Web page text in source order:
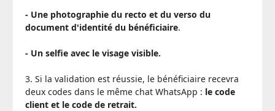
- Une photographie du recto et du verso du
document d'identité du bénéficiaire.
- Un selfie avec le visage visible.
3. Si la validation est réussie, le bénéficiaire recevra
deux codes dans le même chat WhatsApp : le code
client et le code de retrait.